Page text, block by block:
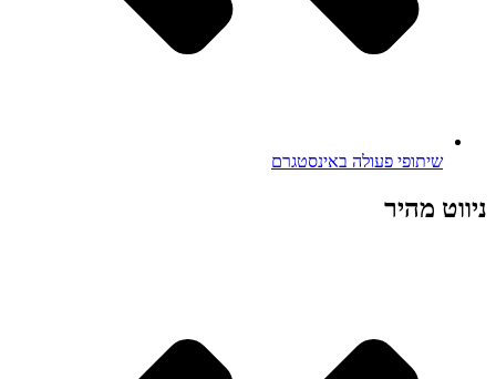
שיתופי פעולה באינסטגרם
ניווט מהיר